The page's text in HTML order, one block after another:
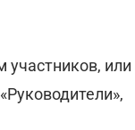
участников, или